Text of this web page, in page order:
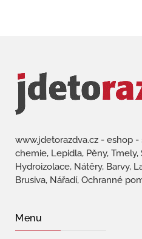
www.jdetorazdva.cz - eshop
chemie, Lepidla, Pěny, Tmely,
Hydroizolace, Nátěry, Barvy,
Brusiva, Nářadí, Ochranné
Menu